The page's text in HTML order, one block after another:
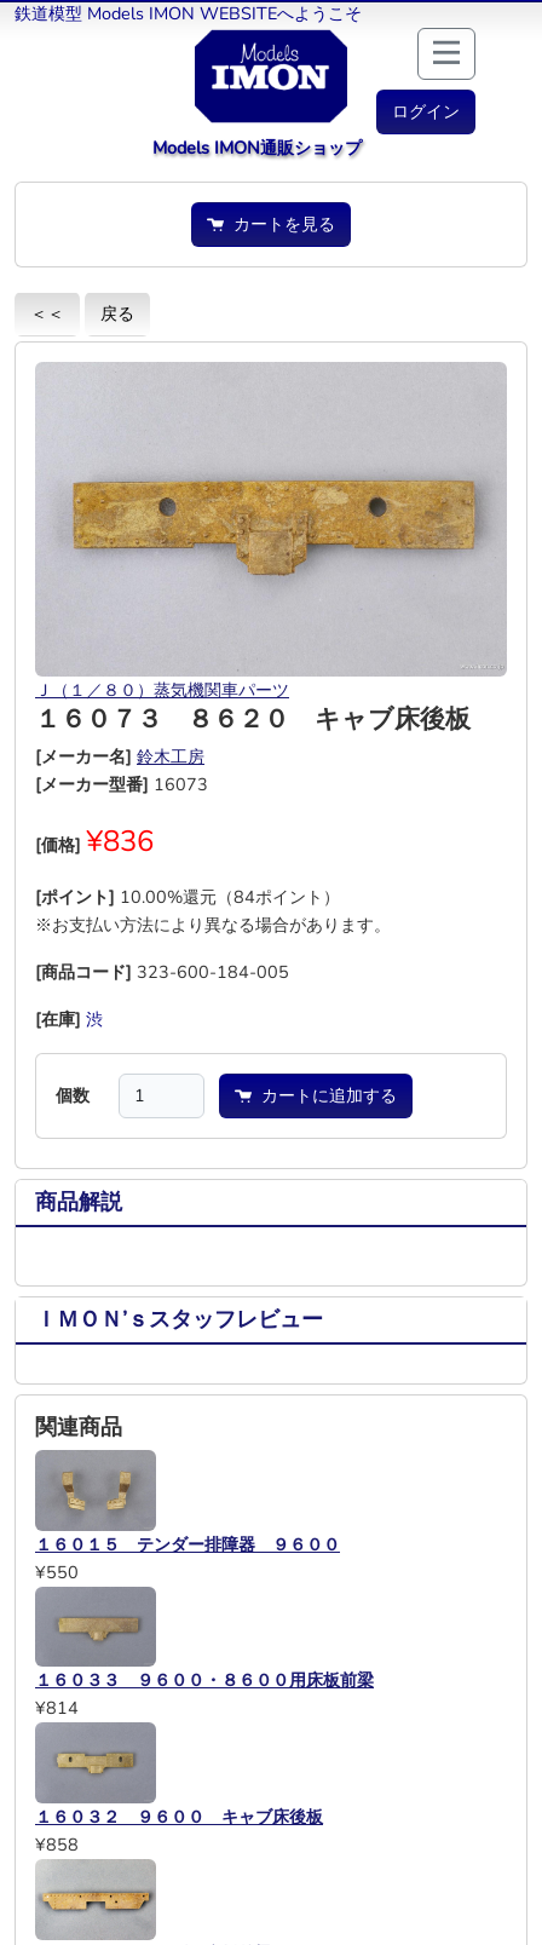
鉄道模型 Models IMON WEBSITEへようこそ
ログイン
Models IMON通販ショップ
カートを見る
＜＜ 戻る
Ｊ（１／８０）蒸気機関車パーツ
１６０７３ ８６２０ キャブ床後板
[メーカー名] 鈴木工房
[メーカー型番] 16073
[価格] ¥836
[ポイント] 10.00%還元（84ポイント）
※お支払い方法により異なる場合があります。
[商品コード] 323-600-184-005
[在庫] 渋
個数 カートに追加する
商品解説
ＩＭＯＮ’ｓスタッフレビュー
関連商品
１６０１５ テンダー排障器 ９６００
¥550
１６０３３ ９６００・８６００用床板前梁
¥814
１６０３２ ９６００ キャブ床後板
¥858